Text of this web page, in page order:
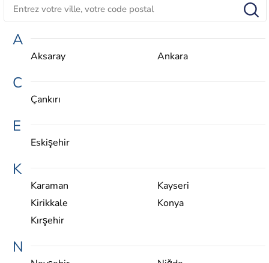
A
Aksaray Ankara
C
Çankırı
E
Eskişehir
K
Karaman
Kayseri
Kirikkale
Konya
Kırşehir
N